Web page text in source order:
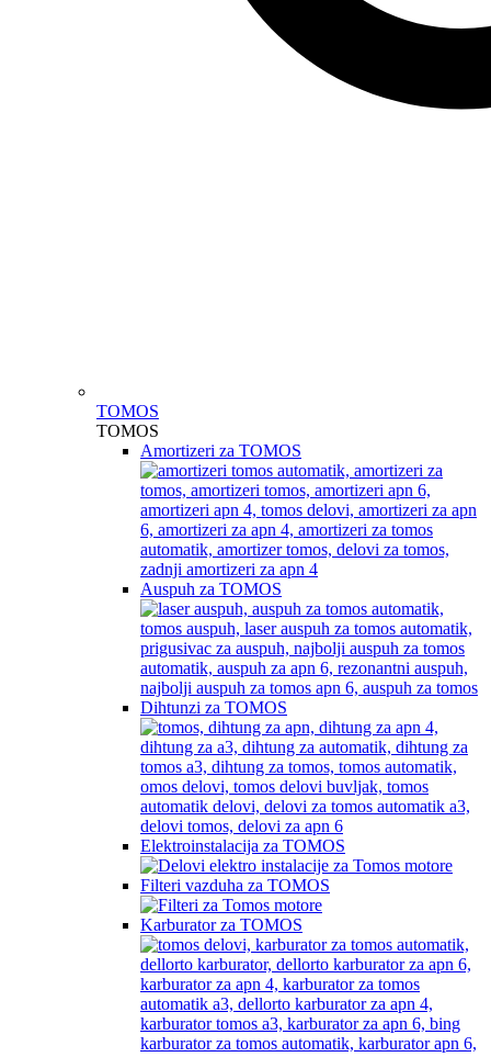
TOMOS
TOMOS
Amortizeri za TOMOS
Auspuh za TOMOS
Dihtunzi za TOMOS
Elektroinstalacija za TOMOS
Filteri vazduha za TOMOS
Karburator za TOMOS